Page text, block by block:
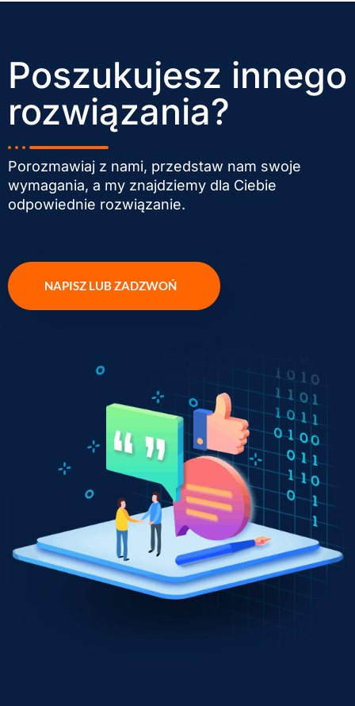
Poszukujesz innego
rozwiązania?
Porozmawiaj z nami, przedstaw nam swoje
wymagania, a my znajdziemy dla Ciebie
odpowiednie rozwiązanie.
NAPISZ LUB ZADZWOŃ